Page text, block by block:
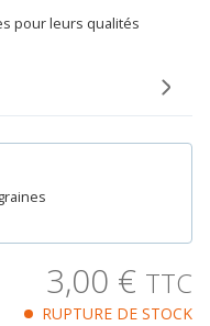
pour leurs qualités
3,00 € TTC
RUPTURE DE STOCK